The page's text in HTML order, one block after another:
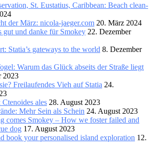
St. Eustatius, Caribbean: Beach clean-
der März: nicola-jaeger.com 20. März 2024
gut und danke für Smokey 22. Dezember
Statia’s gateways to the world 8. Dezember
Warum das Glück abseits der Straße liegt
2023
Freilaufendes Vieh auf Statia 24.
ales 28. August 2023
Mehr Sein als Schein 24. August 2023
comes Smokey – How we foster failed and
dog 17. August 2023
book your personalised island exploration 12.